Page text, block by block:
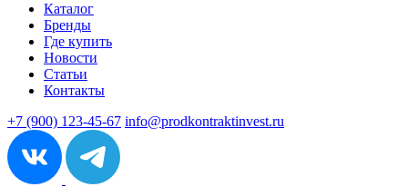
Каталог
Бренды
Где купить
Новости
Статьи
Контакты
+7 (900) 123-45-67 info@prodkontraktinvest.ru